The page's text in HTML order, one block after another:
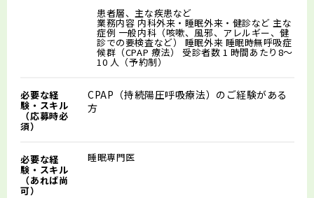
患者層、主な疾患など
業務内容 内科外来・睡眠外来・健診など 主な
症例 一般内科（咳嗽、風邪、アレルギー、健
診での要検査など） 睡眠外来 睡眠時無呼吸症
候群（CPAP 療法） 受診者数 1 時間あたり8～
10 人（予約制）
必要な経
験・スキル
（応募時必
須）
CPAP（持続陽圧呼吸療法）のご経験がある
方
必要な経
験・スキル
（あれば尚
可）
睡眠専門医